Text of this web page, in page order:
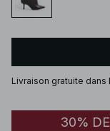
Livraison gratuite
30%